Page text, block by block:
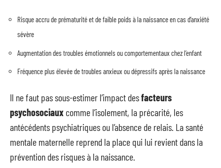
Risque accru de prématurité et de faible poids à la naissance en cas d’anxiété
sévère
Augmentation des troubles émotionnels ou comportementaux chez l’enfant
Fréquence plus élevée de troubles anxieux ou dépressifs après la naissance
Il ne faut pas sous-estimer l’impact desfacteurs
psychosociaux comme l’isolement, la précarité, les
antécédents psychiatriques ou l’absence de relais. La santé
mentale maternelle reprend la place qui lui revient dans la
prévention des risques à la naissance.